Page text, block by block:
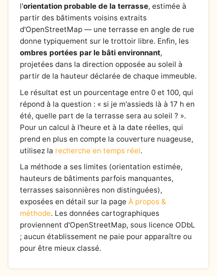
l'orientation probable de la terrasse, estimée à
partir des bâtiments voisins extraits
d'OpenStreetMap — une terrasse en angle de rue
donne typiquement sur le trottoir libre. Enfin, les
ombres portées par le bâti environnant,
projetées dans la direction opposée au soleil à
partir de la hauteur déclarée de chaque immeuble.
Le résultat est un pourcentage entre 0 et 100, qui
répond à la question : « si je m'assieds là à 17 h en
été, quelle part de la terrasse sera au soleil ? ».
Pour un calcul à l'heure et à la date réelles, qui
prend en plus en compte la couverture nuageuse,
utilisez la recherche en temps réel.
La méthode a ses limites (orientation estimée,
hauteurs de bâtiments parfois manquantes,
terrasses saisonnières non distinguées),
exposées en détail sur la page À propos &
méthode. Les données cartographiques
proviennent d'OpenStreetMap, sous licence ODbL
; aucun établissement ne paie pour apparaître ou
pour être mieux classé.